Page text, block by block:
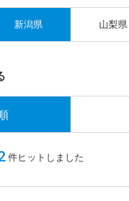
新潟県 山梨県
件ヒットしました